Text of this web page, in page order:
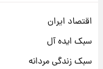
اقتصاد ایران
سبک ایده آل
سبک زندگی مردانه